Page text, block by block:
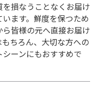
損なうことなくお届け
ます。鮮度を保つため
皆様の元へ直接お届け
ちろん、大切な方への
ーンにもおすすめで